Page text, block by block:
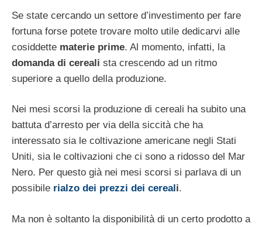
Se state cercando un settore d’investimento per fare
fortuna forse potete trovare molto utile dedicarvi alle
cosiddette materie prime. Al momento, infatti, la
domanda di cereali sta crescendo ad un ritmo
superiore a quello della produzione.
Nei mesi scorsi la produzione di cereali ha subito una
battuta d’arresto per via della siccità che ha
interessato sia le coltivazione americane negli Stati
Uniti, sia le coltivazioni che ci sono a ridosso del Mar
Nero. Per questo già nei mesi scorsi si parlava di un
possibile rialzo dei prezzi dei cereal i.
Ma non è soltanto la disponibilità di un certo prodotto a